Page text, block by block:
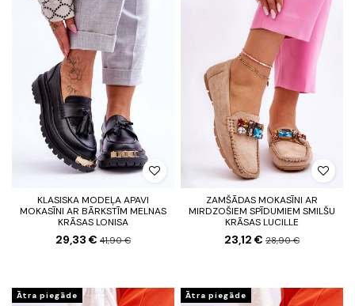
KLASISKA MODEĻA APAVI
MOKASĪNI AR BĀRKSTĪM MELNAS
KRĀSAS LONISA
29,33 € 41,90 €
ZAMŠĀDAS MOKASĪNI AR
MIRDZOŠIEM SPĪDUMIEM SMILŠU
KRĀSAS LUCILLE
23,12 € 28,90 €
Ātra piegāde
Ātra piegāde